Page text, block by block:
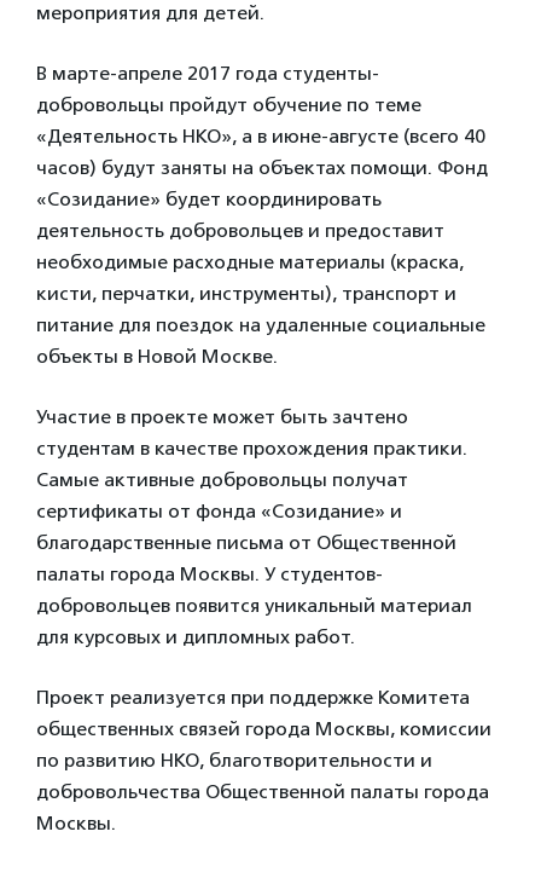
мероприятия для детей.
В марте-апреле 2017 года студенты-
добровольцы пройдут обучение по теме
«Деятельность НКО», а в июне-августе (всего 40
часов) будут заняты на объектах помощи. Фонд
«Созидание» будет координировать
деятельность добровольцев и предоставит
необходимые расходные материалы (краска,
кисти, перчатки, инструменты), транспорт и
питание для поездок на удаленные социальные
объекты в Новой Москве.
Участие в проекте может быть зачтено
студентам в качестве прохождения практики.
Самые активные добровольцы получат
сертификаты от фонда «Созидание» и
благодарственные письма от Общественной
палаты города Москвы. У студентов-
добровольцев появится уникальный материал
для курсовых и дипломных работ.
Проект реализуется при поддержке Комитета
общественных связей города Москвы, комиссии
по развитию НКО, благотворительности и
добровольчества Общественной палаты города
Москвы.